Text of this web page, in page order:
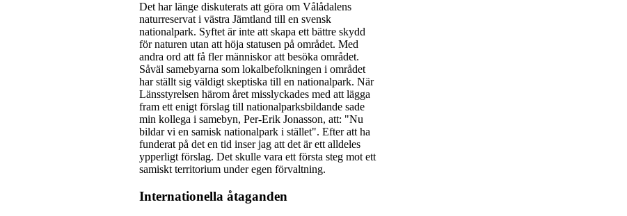
Det har länge diskuterats att göra om Vålådalens
naturreservat i västra Jämtland till en svensk
nationalpark. Syftet är inte att skapa ett bättre skydd
för naturen utan att höja statusen på området. Med
andra ord att få fler människor att besöka området.
Såväl samebyarna som lokalbefolkningen i området
har ställt sig väldigt skeptiska till en nationalpark. När
Länsstyrelsen härom året misslyckades med att lägga
fram ett enigt förslag till nationalparksbildande sade
min kollega i samebyn, Per-Erik Jonasson, att: "Nu
bildar vi en samisk nationalpark i stället". Efter att ha
funderat på det en tid inser jag att det är ett alldeles
ypperligt förslag. Det skulle vara ett första steg mot ett
samiskt territorium under egen förvaltning.
Internationella åtaganden